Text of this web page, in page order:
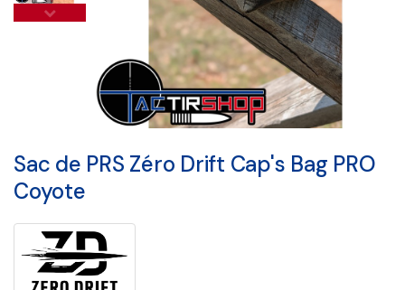
Sac de PRS Zéro Drift Cap's Bag PRO
Coyote